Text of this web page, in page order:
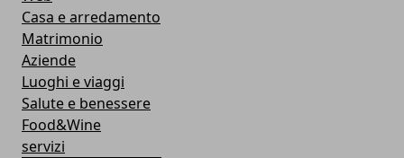
Casa e arredamento
Matrimonio
Aziende
Luoghi e viaggi
Salute e benessere
Food&Wine
servizi